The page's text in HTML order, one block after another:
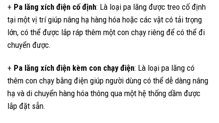
+ Pa lăng xích điện cố định: Là loại pa lăng được treo cố định
tại một vị trí giúp nâng hạ hàng hóa hoặc các vật có tải trọng
lớn, có thể được lắp ráp thêm một con chạy riêng để có thể đi
chuyển được.
+ Pa lăng xích điện kèm con chạy điện: Là loại pa lăng có
thêm con chạy bằng điện giúp người dùng có thể dễ dàng nâng
hạ và di chuyển hàng hóa thông qua một hệ thống dầm được
lắp đặt sẵn.